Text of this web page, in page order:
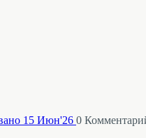
15 Июн'26 0